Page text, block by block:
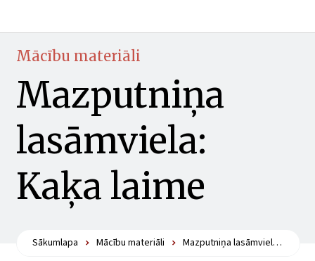
Mācību materiāli
Mazputniņa
lasāmviela:
Kaķa laime
Sākumlapa Mācību materiāli Mazputniņa lasāmviela: Kaķa laime